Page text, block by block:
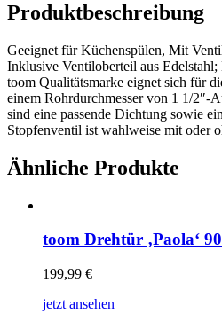
Produktbeschreibung
Geeignet für Küchenspülen, Mit
Inklusive Ventiloberteil aus
toom Qualitätsmarke eignet sich für
einem Rohrdurchmesser von 1 1/2″-
sind eine passende Dichtung sowie
Stopfenventil ist wahlweise mit oder
Ähnliche Produkte
toom Drehtür ‚Paola‘
199,99 €
jetzt ansehen